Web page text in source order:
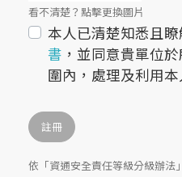
看不清楚？點擊更換圖片
本人已清楚知悉且瞭
書 ，並同意貴單位
圍內，處理及利用
依「資通安全責任等級分級辦法